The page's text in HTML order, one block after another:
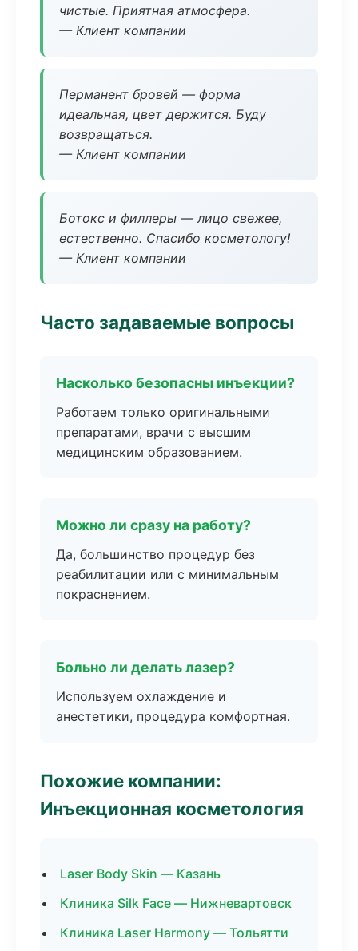
чистые. Приятная атмосфера.
— Клиент компании
Перманент бровей — форма
идеальная, цвет держится. Буду
возвращаться.
— Клиент компании
Ботокс и филлеры — лицо свежее,
естественно. Спасибо косметологу!
— Клиент компании
Часто задаваемые вопросы
Насколько безопасны инъекции?
Работаем только оригинальными
препаратами, врачи с высшим
медицинским образованием.
Можно ли сразу на работу?
Да, большинство процедур без
реабилитации или с минимальным
покраснением.
Больно ли делать лазер?
Используем охлаждение и
анестетики, процедура комфортная.
Похожие компании:
Инъекционная косметология
Laser Body Skin — Казань
Клиника Silk Face — Нижневартовск
Клиника Laser Harmony — Тольятти